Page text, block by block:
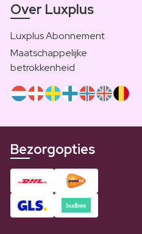
Over Luxplus
Luxplus Abonnement
Maatschappelijke
betrokkenheid
Bezorgopties